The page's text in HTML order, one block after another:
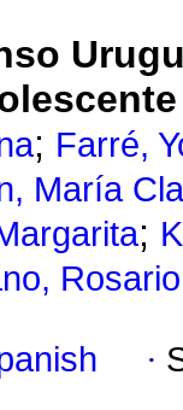
; Farré,
María
;
Rosario
·